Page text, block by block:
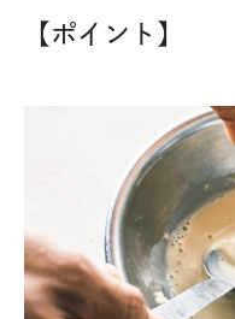
【ポイント】